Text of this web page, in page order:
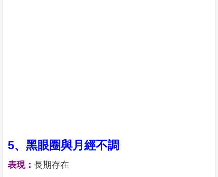
5、黑眼圈與月經不調
表現： 長期存在